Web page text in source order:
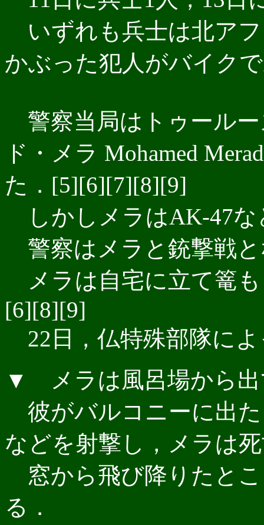
いずれも兵士は北ア
かぶった犯人がバイク
警察当局はトゥール
ド・メラ Mohamed
た．[5][6][7][8][9]
しかしメラはAK-47な
警察はメラと銃撃戦
メラは自宅に立て篭
[6][8][9]
22日，仏特殊部隊に
▼ メラは風呂場から出
彼がバルコニーに出
などを射撃し，メラは
窓から飛び降りたと
る．